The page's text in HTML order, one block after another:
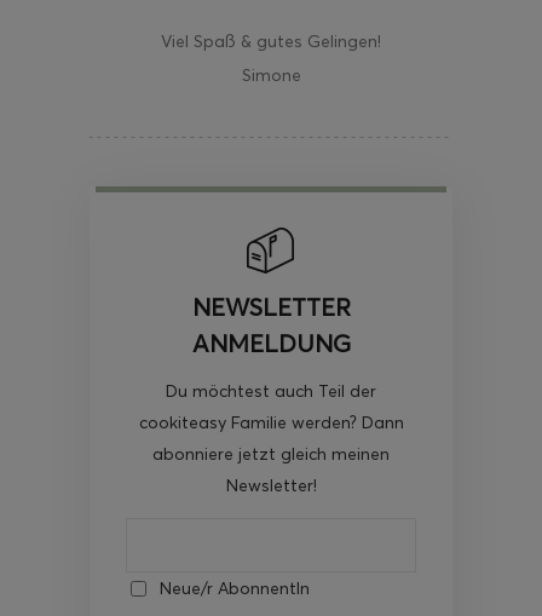
Viel Spaß & gutes Gelingen!
Simone
NEWSLETTER
ANMELDUNG
Du möchtest auch Teil der
cookiteasy Familie werden? Dann
abonniere jetzt gleich meinen
Newsletter!
Neue/r AbonnentIn